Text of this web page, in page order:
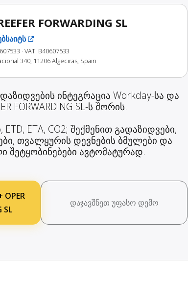
FORWARDING SL
· VAT: B40607533
340, 11206 Algeciras, Spain
ინტეგრაცია Workday-სა და
FORWARDING SL-ს შორის.
ETA, CO2; შექმენით გადაზიდვები,
თვალყურის დევნების ბმულები და
შეტყობინებები ავტომატურად.
SL
დაჯავშნეთ უფასო დემო